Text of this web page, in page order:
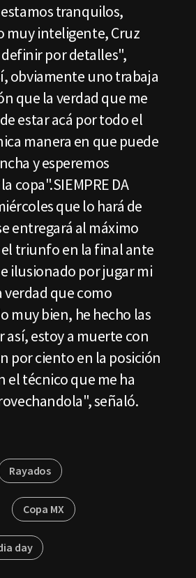
tranquilos,
muy inteligente, Cruz
definir por detalles",
obviamente uno trabaja
que la verdad que me
estar acá por todo el
manera en que puede
y esperemos
copa".SIEMPRE DA
que lo hará de
entregará al máximo
el triunfo en la final ante
ilusionado por jugar mi
verdad que como
muy bien, he hecho las
así, estoy a muerte con
por ciento en la posición
técnico que me ha
señaló.
Rayados
Copa MX
day